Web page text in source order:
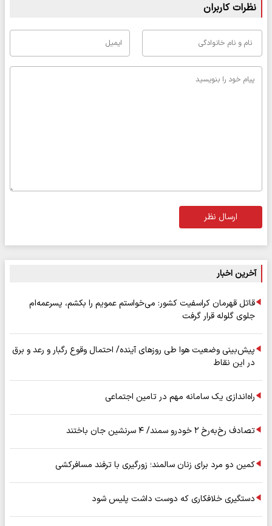
نظرات کاربران
ارسال نظر
آخرین اخبار
قاتل قهرمان کراسفیت کشور: می‌خواستم عمویم را بکشم، پسرعمه‌ام
جلوی گلوله قرار گرفت
پیش‌بینی وضعیت هوا طی روزهای آینده/ احتمال وقوع رگبار و رعد و برق
در این نقاط
راه‌اندازی یک سامانه مهم در تامین اجتماعی
تصادف رخ‌به‌رخ ۲ خودرو سمند/ ۴ سرنشین جان باختند
کمین دو مرد برای زنان سالمند؛ زورگیری با ترفند مسافرکشی
دستگیری خلافکاری که دوست داشت پلیس شود